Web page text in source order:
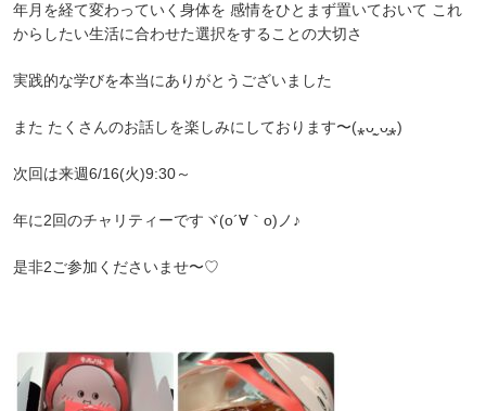
年月を経て変わっていく身体を 感情をひとまず置いておいて これ
からしたい生活に合わせた選択をすることの大切さ
実践的な学びを本当にありがとうございました
また たくさんのお話しを楽しみにしております〜(⁎ᴗ͈ˬᴗ͈⁎)
次回は来週6/16(火)9:30～
年に2回のチャリティーですヾ(o´∀｀o)ノ♪
是非2ご参加くださいませ〜♡